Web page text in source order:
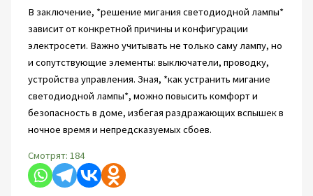
В заключение, *решение мигания светодиодной лампы*
зависит от конкретной причины и конфигурации
электросети. Важно учитывать не только саму лампу, но
и сопутствующие элементы: выключатели, проводку,
устройства управления. Зная, *как устранить мигание
светодиодной лампы*, можно повысить комфорт и
безопасность в доме, избегая раздражающих вспышек в
ночное время и непредсказуемых сбоев.
Смотрят: 184